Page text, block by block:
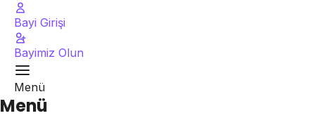
Bayi Girişi
Bayimiz Olun
Menü
Menü